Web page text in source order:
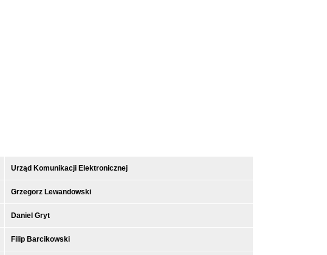
Urząd Komunikacji Elektronicznej
Grzegorz Lewandowski
Daniel Gryt
Filip Barcikowski